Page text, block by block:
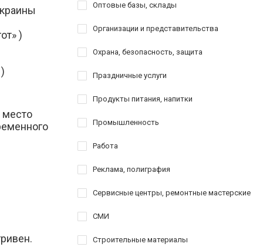
)
Оптовые базы, склады
Организации и представительства
Охрана, безопасность, защита
Праздничные услуги
Продукты питания, напитки
Промышленность
Работа
Реклама, полиграфия
Сервисные центры, ремонтные мастерские
СМИ
Строительные материалы